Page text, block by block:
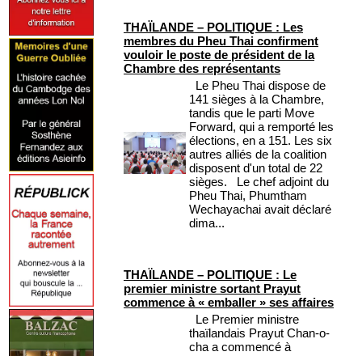
THAÏLANDE – POLITIQUE : Les
membres du Pheu Thai confirment
vouloir le poste de président de la
Chambre des représentants
Le Pheu Thai dispose de
141 sièges à la Chambre,
tandis que le parti Move
Forward, qui a remporté les
élections, en a 151. Les six
autres alliés de la coalition
disposent d'un total de 22
sièges. Le chef adjoint du
Pheu Thai, Phumtham
Wechayachai avait déclaré
dima...
THAÏLANDE – POLITIQUE : Le
premier ministre sortant Prayut
commence à « emballer » ses affaires
Le Premier ministre
thaïlandais Prayut Chan-o-
cha a commencé à